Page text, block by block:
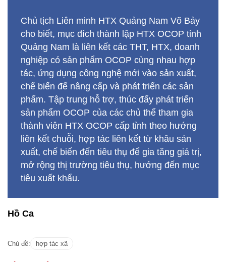
Chủ tịch Liên minh HTX Quảng Nam Võ Bảy
cho biết, mục đích thành lập HTX OCOP tỉnh
Quảng Nam là liên kết các THT, HTX, doanh
nghiệp có sản phẩm OCOP cùng nhau hợp
tác, ứng dụng công nghệ mới vào sản xuất,
chế biến để nâng cấp và phát triển các sản
phẩm. Tập trung hỗ trợ, thúc đẩy phát triển
sản phẩm OCOP của các chủ thể tham gia
thành viên HTX OCOP cấp tỉnh theo hướng
liên kết chuỗi, hợp tác liên kết từ khâu sản
xuất, chế biến đến tiêu thụ để gia tăng giá trị,
mở rộng thị trường tiêu thụ, hướng đến mục
tiêu xuất khẩu.
Hồ Ca
Chủ đề: hợp tác xã